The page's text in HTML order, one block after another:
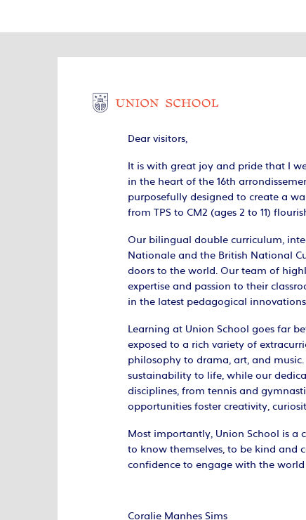
Dear visitors,
It is with great joy and pride that I
in the heart of the 16th
purposefully designed to create a
from TPS to CM2 (ages 2 to 11)
Our bilingual double curriculum,
Nationale and the British National
doors to the world. Our team of
expertise and passion to their
in the latest pedagogical
Learning at Union School goes far
exposed to a rich variety of
philosophy to drama, art, and
sustainability to life, while our
disciplines, from tennis and
opportunities foster creativity,
Most importantly, Union School is
to know themselves, to be kind and
confidence to engage with the
Coralie Manhes Sims